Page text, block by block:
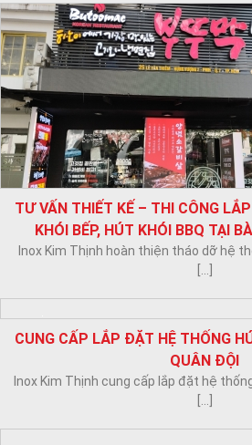
TƯ VẤN THIẾT KẾ VÀ THI CÔNG
KHÓI TẠI BÀN NHÀ HÀNG
Các nhà hàng Nướng Lẩu hiện nay
ngành ẩm [...]
CHO NHÀ HÀNG CHAY
Ngày nay, thói quen ăn chay đã phổ
không [...]